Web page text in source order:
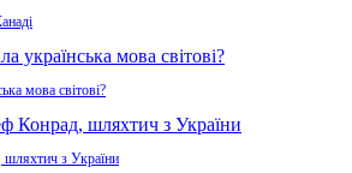
мова світові?
з України